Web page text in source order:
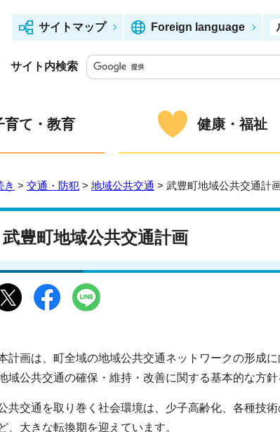
サイトマップ Foreign language
サイト内検索
育て・教育 健康・福祉
き > 交通・防犯 > 地域公共交通 > 武豊町地域公共交通計
武豊町地域公共交通計画
計画は、町全域の地域公共交通ネットワークの形成
域公共交通の確保・維持・改善に関する基本的な方針
共交通を取り巻く社会環境は、少子高齢化、各種技
、大きな転換期を迎えています。